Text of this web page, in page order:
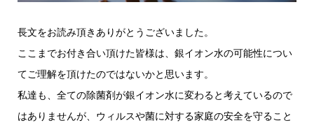
長文をお読み頂きありがとうございました。
ここまでお付き合い頂けた皆様は、銀イオン水の可能性につい
てご理解を頂けたのではないかと思います。
私達も、全ての除菌剤が銀イオン水に変わると考えているので
はありませんが、ウィルスや菌に対する家庭の安全を守ること